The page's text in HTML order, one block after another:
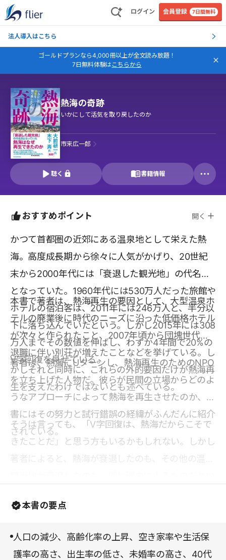
ログイン 会員登録 7日間無料
法人導入はこちら
ゴールドプランなら4,000冊以上が全文読み放題！
7日無料体験はこちらから
熱海の奇跡
いかにして活気を取り戻したのか
市来広一郎
聴く 書籍情報
おすすめポイント 開く
かつて首都圏の近郊にある温泉地として栄えた熱
海。高度成長期から徐々に人気がかげり、20世紀
末から2000年代には「衰退した観光地」の代名詞
となっていた。1960年代には530万人だった旅館や
ホテルの宿泊客は、2011年には246万人と、半分以
下に落ち込んでいたという。しかし2015年には308
万人までその数値を伸ばし、わずか4年間で20%の
V字回復を見せている。
本書で著者は、熱海再生の要因として、大型温泉ホ
テルの廃業後に時代のニーズに沿った低価格ホテル
が次々と作られたこと、2007年頃から団塊世代の
退職に伴い別荘が増えたことなどを挙げている。し
かしそれと同時に、これらの外的要因だけが熱海再
生を支えたわけではないとも述べている。
著者は、熱海にUターンし、熱海再生のためのNPO
を立ち上げた人物だ。彼らが民間の立場からどのよ
うなアプローチによって熱海を再生させたのか、本
書にはその努力と試行錯誤の経緯がふんだんに紹介
されている。
そうは言っても、「V字回復は、熱海だからこそで
きたことだ」と思う方もいるかもしれない。しかし
著者によると、熱海が衰退したのも、その他の温泉
みは、他の街にも応用が可能だといえるだろう。ビ
ースとして、ヒントが満載の一冊だ。
本書の要点
人口の減少、高齢化率の上昇、空き家率や生活保
護率の高さ、出生率の低さ、未婚率の高さ、40代